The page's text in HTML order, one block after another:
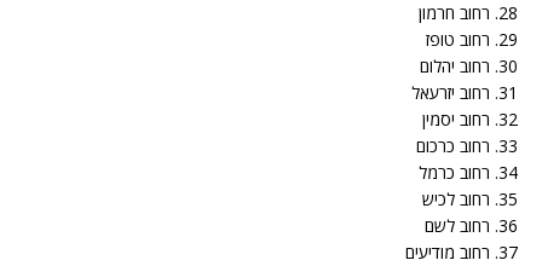
28. רחוב חרמון
29. רחוב טופז
30. רחוב יהלום
31. רחוב יזרעאל
32. רחוב יסמין
33. רחוב כרכום
34. רחוב כרמל
35. רחוב לכיש
36. רחוב לשם
37. רחוב מודיעים